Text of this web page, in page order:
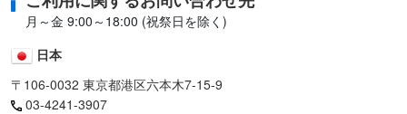
月～金 9:00～18:00 (祝祭日を除く)
日本
〒106-0032 東京都港区六本木7-15-9
03-4241-3907